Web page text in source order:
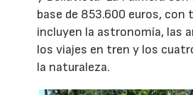
base de 853.600 euros, con
incluyen la astronomía, las
los viajes en tren y los
la naturaleza.